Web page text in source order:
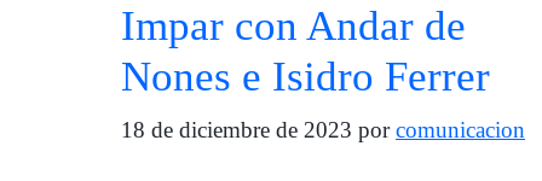
Impar con Andar de
Nones e Isidro Ferrer
18 de diciembre de 2023 porcomunicacion